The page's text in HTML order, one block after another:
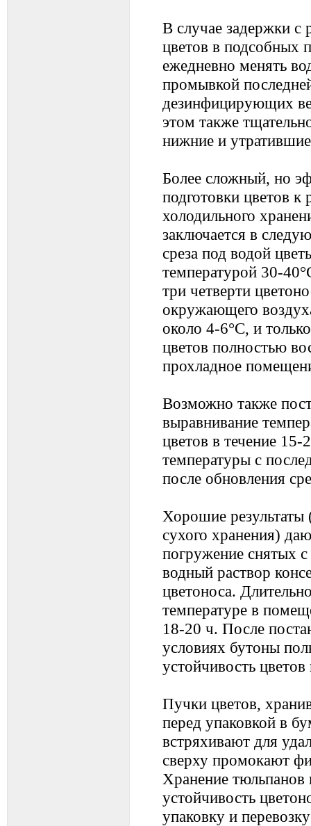
В случае задержки с
цветов в подсобных
ежедневно менять
промывкой
дезинфицирующих
этом также
нижние и
Более сложный, но
подготовки цветов к
холодильного
заключается в
среза под водой
температурой 30-
три четверти
окружающего
около 4-6°С, и
цветов полностью
прохладное
Возможно также
выравнивание
цветов в течение
температуры с
после обновления
Хорошие результаты
сухого хранения)
погружение снятых
водный раствор
цветоноса.
температуре в
18-20 ч. После
условиях бутоны
устойчивость
Пучки цветов,
перед упаковкой в
встряхивают для
сверху промокают
Хранение тюльпанов
устойчивость
упаковку и